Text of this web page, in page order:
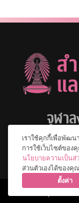
จุฬา
© 2026 จุฬาลง
เราใช้คุกกี้เพื่อพัฒ
การใช้เว็บไซต์ขอ
นโยบายความเป็นส่
ส่วนตัวเองได้ของคุ
ตั้งค่า